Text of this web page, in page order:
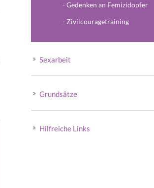
Gedenken an Femizidopfer
Zivilcouragetraining
Sexarbeit
Grundsätze
Hilfreiche Links